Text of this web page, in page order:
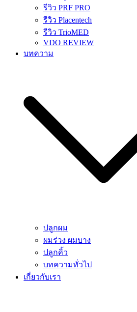
รีวิว PRF PRO
รีวิว Placentech
รีวิว TrioMED
VDO REVIEW
บทความ
ปลูกผม
ผมร่วง ผมบาง
ปลูกคิ้ว
บทความทั่วไป
เกี่ยวกับเรา